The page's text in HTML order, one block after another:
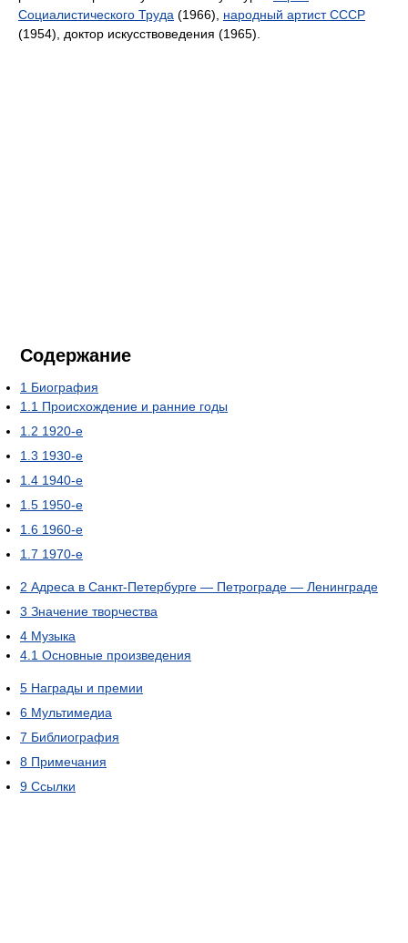
Социалистического Труда (1966), народный артист СССР
(1954), доктор искусствоведения (1965).
Содержание
1 Биография
1.1 Происхождение и ранние годы
1.2 1920-е
1.3 1930-е
1.4 1940-е
1.5 1950-е
1.6 1960-е
1.7 1970-е
2 Адреса в Санкт-Петербурге — Петрограде — Ленинграде
3 Значение творчества
4 Музыка
4.1 Основные произведения
5 Награды и премии
6 Мультимедиа
7 Библиография
8 Примечания
9 Ссылки